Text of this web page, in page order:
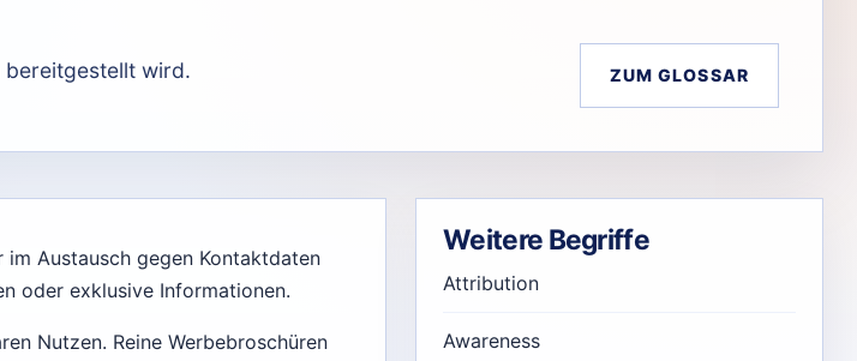
bereitgestellt wird. ZUM GLOSSAR
Austausch gegen Kontaktdaten
oder exklusive Informationen.
Nutzen. Reine Werbebroschüren
Weitere Begriffe
Attribution
Awareness